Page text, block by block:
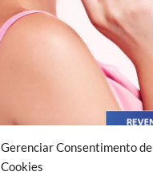
Gerenciar Consentimento de
Cookies
Catálogo Virtual